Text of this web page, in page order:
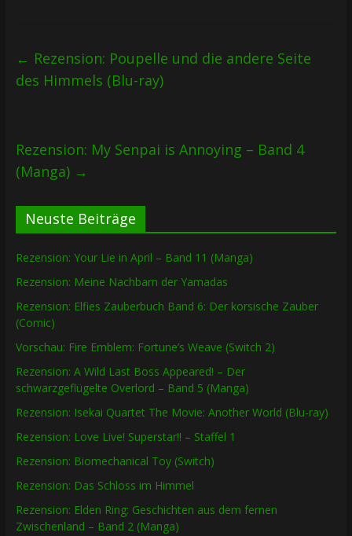
← Rezension: Poupelle und die andere Seite
des Himmels (Blu-ray)
Rezension: My Senpai is Annoying – Band 4
(Manga) →
Neuste Beiträge
Rezension: Your Lie in April – Band 11 (Manga)
Rezension: Meine Nachbarn der Yamadas
Rezension: Elfies Zauberbuch Band 6: Der korsische Zauber
(Comic)
Vorschau: Fire Emblem: Fortune’s Weave (Switch 2)
Rezension: A Wild Last Boss Appeared! – Der
schwarzgeflügelte Overlord – Band 5 (Manga)
Rezension: Isekai Quartet The Movie: Another World (Blu-ray)
Rezension: Love Live! Superstar!! – Staffel 1
Rezension: Biomechanical Toy (Switch)
Rezension: Das Schloss im Himmel
Rezension: Elden Ring: Geschichten aus dem fernen
Zwischenland – Band 2 (Manga)